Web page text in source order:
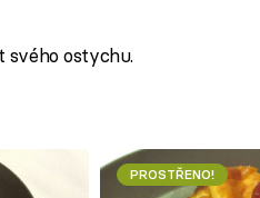
svého ostychu.
PROSTŘENO!